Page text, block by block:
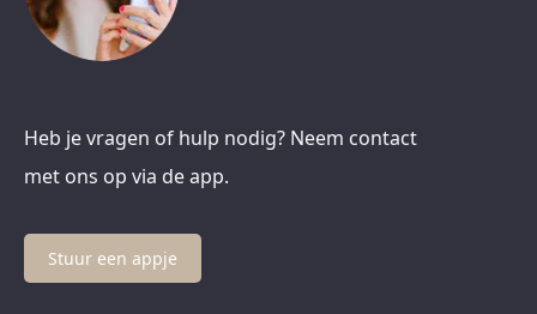
Heb je vragen of hulp nodig? Neem contact
met ons op via de app.
Stuur een appje